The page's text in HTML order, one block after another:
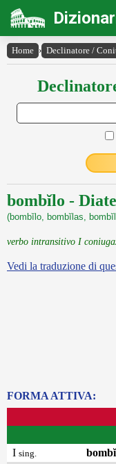
Home › Declinatore /
bombĭlo -
(bombĭlo, bombĭlas,
verbo intransitivo I
Vedi la traduzione di
FORMA ATTIVA:
I sing.